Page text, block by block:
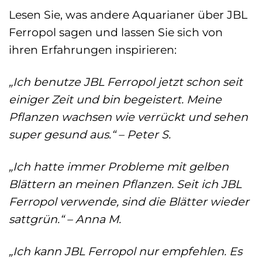
Lesen Sie, was andere Aquarianer über JBL
Ferropol sagen und lassen Sie sich von
ihren Erfahrungen inspirieren:
„Ich benutze JBL Ferropol jetzt schon seit
einiger Zeit und bin begeistert. Meine
Pflanzen wachsen wie verrückt und sehen
super gesund aus.“ – Peter S.
„Ich hatte immer Probleme mit gelben
Blättern an meinen Pflanzen. Seit ich JBL
Ferropol verwende, sind die Blätter wieder
sattgrün.“ – Anna M.
„Ich kann JBL Ferropol nur empfehlen. Es